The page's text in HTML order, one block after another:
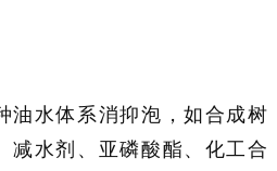
油水体系消抑泡，如合成树
减水剂、亚磷酸酯、化工合